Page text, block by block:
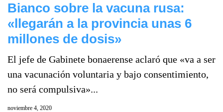
Bianco sobre la vacuna rusa:
«llegarán a la provincia unas 6
millones de dosis»
El jefe de Gabinete bonaerense aclaró que «va a ser
una vacunación voluntaria y bajo consentimiento,
no será compulsiva»...
noviembre 4, 2020